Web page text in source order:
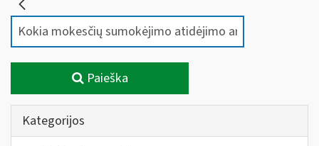
Paieška
Kategorijos